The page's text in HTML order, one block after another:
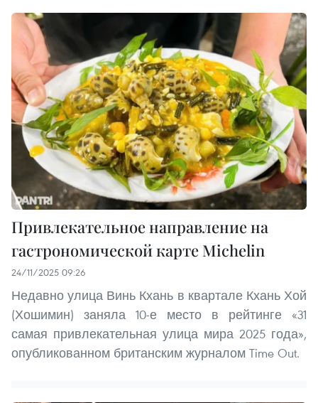
Привлекательное направление на
гастрономической карте Michelin
24/11/2025 09:26
Недавно улица Винь Кхань в квартале Кхань Хой
(Хошимин) заняла 10-е место в рейтинге «31
самая привлекательная улица мира 2025 года»,
опубликованном британским журналом Time Out.